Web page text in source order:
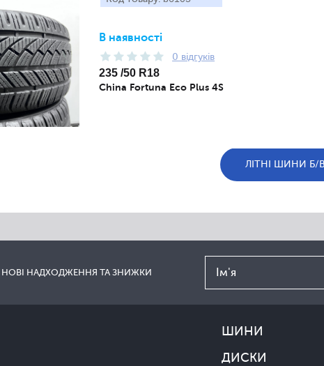
В наявності
0 відгуків
235 /50 R18
China Fortuna Eco Plus 4S
ЛІТНІ ШИНИ Б/В
НАДХОДЖЕННЯ ТА ЗНИЖКИ
ШИНИ
ДИСКИ